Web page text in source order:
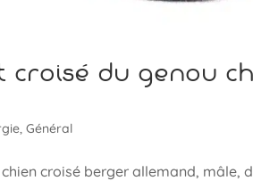
du genou
,Général
croisé berger allemand, mâle,